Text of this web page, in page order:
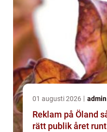
01 augusti 2026 admin
Reklam på Öland så når lokala företag
rätt publik året runt